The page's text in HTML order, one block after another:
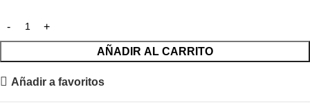
AÑADIR AL CARRITO
Añadir a favoritos